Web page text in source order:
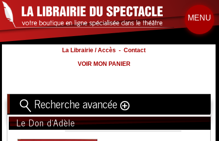
MENU
La Librairie / Accès -Contact
VOIR MON PANIER
Recherche avancée
TitreLe Don d'Adèle